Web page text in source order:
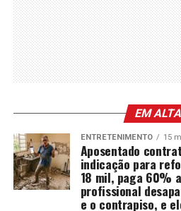
EM ALTA
ENTRETENIMENTO 15
Aposentado
indicação para
18 mil, paga 60%
profissional
e o contrapiso, e